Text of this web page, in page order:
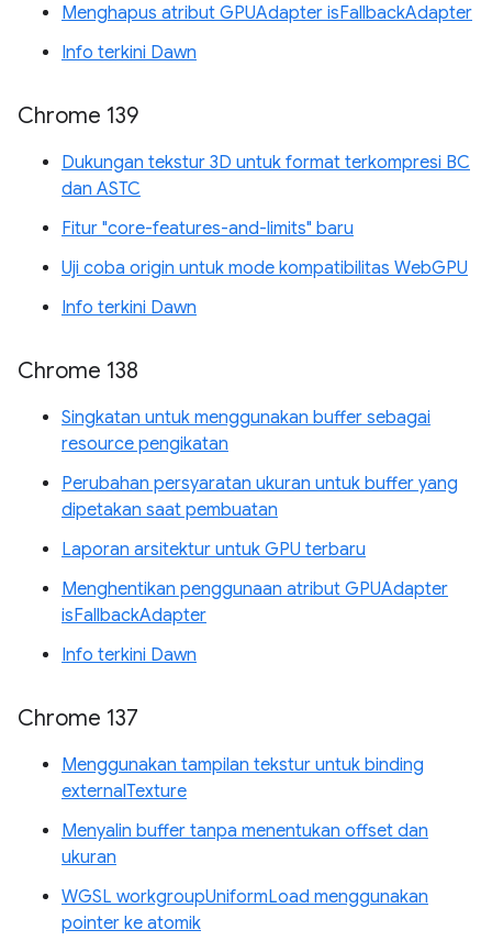
Menghapus atribut GPUAdapter isFallbackAdapter
Info terkini Dawn
Chrome 139
Dukungan tekstur 3D untuk format terkompresi BC
dan ASTC
Fitur "core-features-and-limits" baru
Uji coba origin untuk mode kompatibilitas WebGPU
Info terkini Dawn
Chrome 138
Singkatan untuk menggunakan buffer sebagai
resource pengikatan
Perubahan persyaratan ukuran untuk buffer yang
dipetakan saat pembuatan
Laporan arsitektur untuk GPU terbaru
Menghentikan penggunaan atribut GPUAdapter
isFallbackAdapter
Info terkini Dawn
Chrome 137
Menggunakan tampilan tekstur untuk binding
externalTexture
Menyalin buffer tanpa menentukan offset dan
ukuran
WGSL workgroupUniformLoad menggunakan
pointer ke atomik